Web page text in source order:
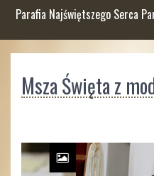
Parafia Najświętszego Serca
Msza Święta z